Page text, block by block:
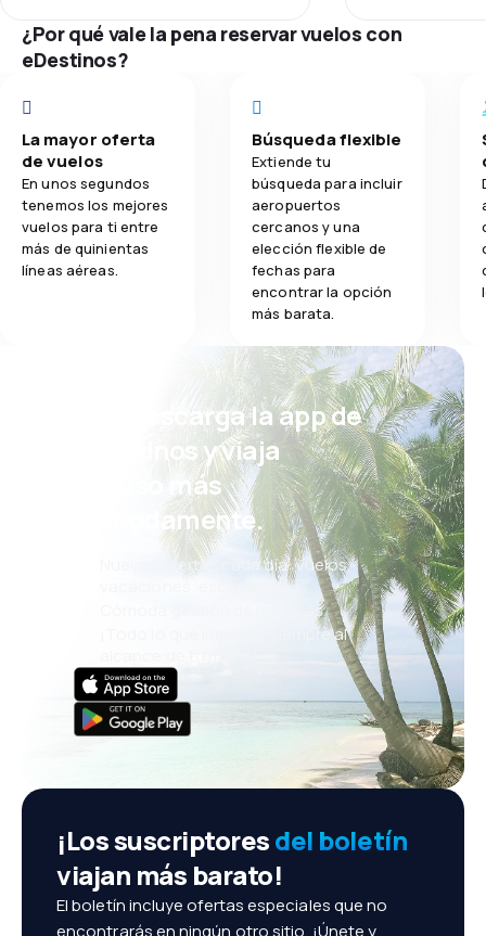
Comodidad de viaje
5.0
¿Por qué vale la pena reservar vuelos con
eDestinos?
La mayor oferta
de vuelos
En unos segundos
tenemos los mejores
vuelos para ti entre
más de quinientas
líneas aéreas.
Búsqueda flexible
Extiende tu
búsqueda para incluir
aeropuertos
cercanos y una
elección flexible de
fechas para
encontrar la opción
más barata.
¡Eh! Descarga la app de
eDestinos y viaja
incluso más
cómodamente.
Nuevas ofertas cada día: vuelos,
vacaciones, escapadas
Cómoda gestión de reservas
¡Todo lo que importa, siempre al
¡Los suscriptoresdel boletín
viajan más barato!
El boletín incluye ofertas especiales que no
encontrarás en ningún otro sitio. ¡Únete y